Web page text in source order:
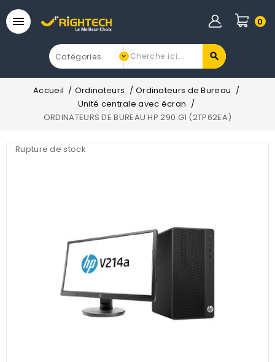
 0
Accueil Ordinateurs
Ordinateurs de Bureau
Unité centrale avec écran
ORDINATEURS DE BUREAU HP 290 G1 (2TP62EA)
Rupture de stock